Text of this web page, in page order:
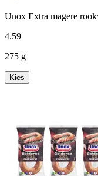
Unox Extra magere
4.59
275 g
Kies